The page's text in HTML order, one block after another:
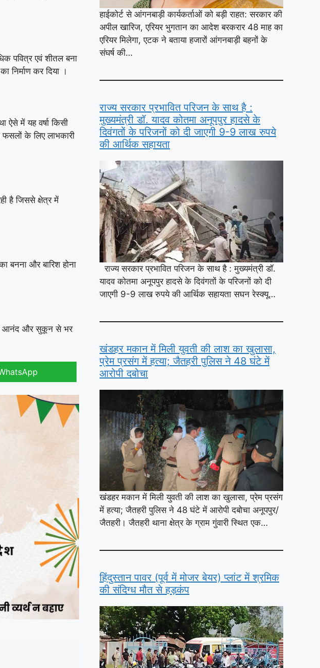
पवित्र एवं शीतल बना
निर्माण कर दिया ।
ऐसे में यह वर्षा किसी
के लिए लाभकारी
है जिससे क्षेत्र में
बनना और बारिश होना
भी आनंद और सुकून से भर
हाईकोर्ट से आंगनबाड़ी कार्यकर्ताओं को बड़ी राहत: सरकार की
अपील खारिज, एरियर भुगतान का आदेश बरकरार 48 माह का
एरियर मिलेगा, एटक ने बताया हजारों आंगनबाड़ी बहनों के
संघर्ष की…
राज्य सरकार प्रभावित परिजन के साथ है :
मुख्यमंत्री डॉ. यादव कोतमा अनूपपुर हादसे के
दिवंगतों के परिजनों को दी जाएगी 9-9 लाख रुपये
की आर्थिक सहायता
राज्य सरकार प्रभावित परिजन के साथ है : मुख्यमंत्री डॉ.
यादव कोतमा अनूपपुर हादसे के दिवंगतों के परिजनों को दी
जाएगी 9-9 लाख रुपये की आर्थिक सहायता सघन रेस्क्यू…
खंडहर मकान में मिली युवती की लाश का खुलासा,
प्रेम प्रसंग में हत्या; जैतहरी पुलिस ने 48 घंटे में
आरोपी दबोचा
खंडहर मकान में मिली युवती की लाश का खुलासा, प्रेम प्रसंग
में हत्या; जैतहरी पुलिस ने 48 घंटे में आरोपी दबोचा अनूपपुर/
जैतहरी। जैतहरी थाना क्षेत्र के ग्राम गुंवारी स्थित एक…
हिंदुस्तान पावर (पूर्व में मोजर बेयर) प्लांट में श्रमिक
की संदिग्ध मौत से हड़कंप